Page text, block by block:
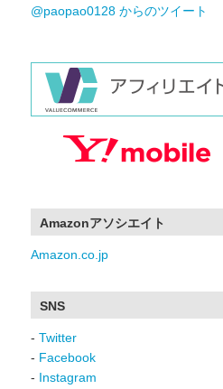
@paopao0128 からのツイート
Amazonアソシエイト
Amazon.co.jp
SNS
- Twitter
- Facebook
- Instagram